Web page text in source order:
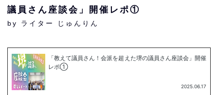
議員さん座談会」開催レポ①
by ライター じゅんりん